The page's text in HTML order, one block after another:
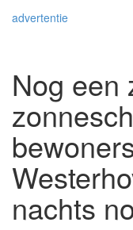
advertentie
Nog een
nachts